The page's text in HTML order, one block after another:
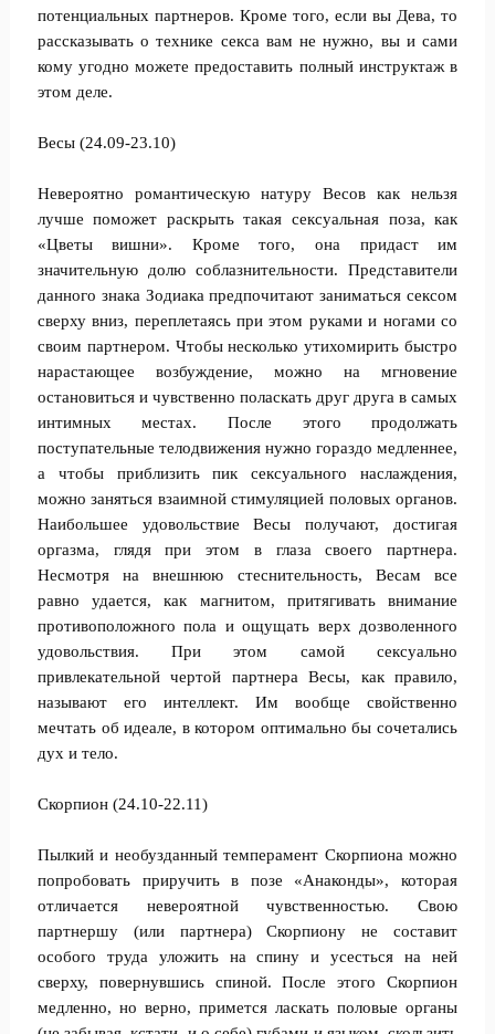
потенциальных партнеров. Кроме того, если вы Дева, то
рассказывать о технике секса вам не нужно, вы и сами
кому угодно можете предоставить полный инструктаж в
этом деле.
Весы (24.09-23.10)
Невероятно романтическую натуру Весов как нельзя
лучше поможет раскрыть такая сексуальная поза, как
«Цветы вишни». Кроме того, она придаст им
значительную долю соблазнительности. Представители
данного знака Зодиака предпочитают заниматься сексом
сверху вниз, переплетаясь при этом руками и ногами со
своим партнером. Чтобы несколько утихомирить быстро
нарастающее возбуждение, можно на мгновение
остановиться и чувственно поласкать друг друга в самых
интимных местах. После этого продолжать
поступательные телодвижения нужно гораздо медленнее,
а чтобы приблизить пик сексуального наслаждения,
можно заняться взаимной стимуляцией половых органов.
Наибольшее удовольствие Весы получают, достигая
оргазма, глядя при этом в глаза своего партнера.
Несмотря на внешнюю стеснительность, Весам все
равно удается, как магнитом, притягивать внимание
противоположного пола и ощущать верх дозволенного
удовольствия. При этом самой сексуально
привлекательной чертой партнера Весы, как правило,
называют его интеллект. Им вообще свойственно
мечтать об идеале, в котором оптимально бы сочетались
дух и тело.
Скорпион (24.10-22.11)
Пылкий и необузданный темперамент Скорпиона можно
попробовать приручить в позе «Анаконды», которая
отличается невероятной чувственностью. Свою
партнершу (или партнера) Скорпиону не составит
особого труда уложить на спину и усесться на ней
сверху, повернувшись спиной. После этого Скорпион
медленно, но верно, примется ласкать половые органы